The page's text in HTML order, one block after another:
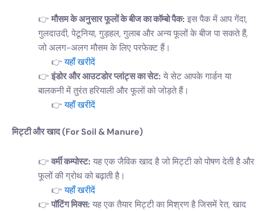
मौसम के अनुसार फूलों के बीज का कॉम्बो पैक: इस पैक में आप गेंदा,
गुलदाउदी, पेटूनिया, गुड़हल, गुलाब और अन्य फूलों के बीज पा सकते हैं,
जो अलग-अलग मौसम के लिए परफेक्ट हैं।
यहाँ खरीदें
इंडोर और आउटडोर प्लांट्स का सेट: ये सेट आपके गार्डन या
बालकनी में तुरंत हरियाली और फूलों को जोड़ते हैं।
यहाँ खरीदें
मिट्टी और खाद (For Soil & Manure)
वर्मी कम्पोस्ट: यह एक जैविक खाद है जो मिट्टी को पोषण देती है और
फूलों की ग्रोथ को बढ़ाती है।
यहाँ खरीदें
पॉटिंग मिक्स: यह एक तैयार मिट्टी का मिश्रण है जिसमें रेत, खाद